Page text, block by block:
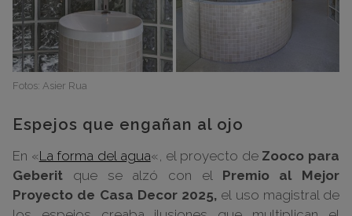
Fotos: Asier Rua
Espejos que engañan al ojo
En «La forma del agua«, el proyecto de Zooco para
Geberit que se alzó con el Premio al Mejor
Proyecto de Casa Decor 2025, el uso magistral de